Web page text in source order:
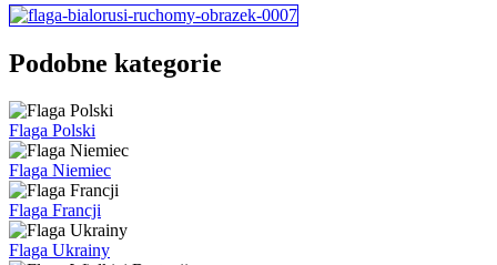
Podobne kategorie
Flaga Polski
Flaga Niemiec
Flaga Francji
Flaga Ukrainy